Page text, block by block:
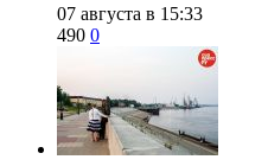
07 августа в 15:33
490 0